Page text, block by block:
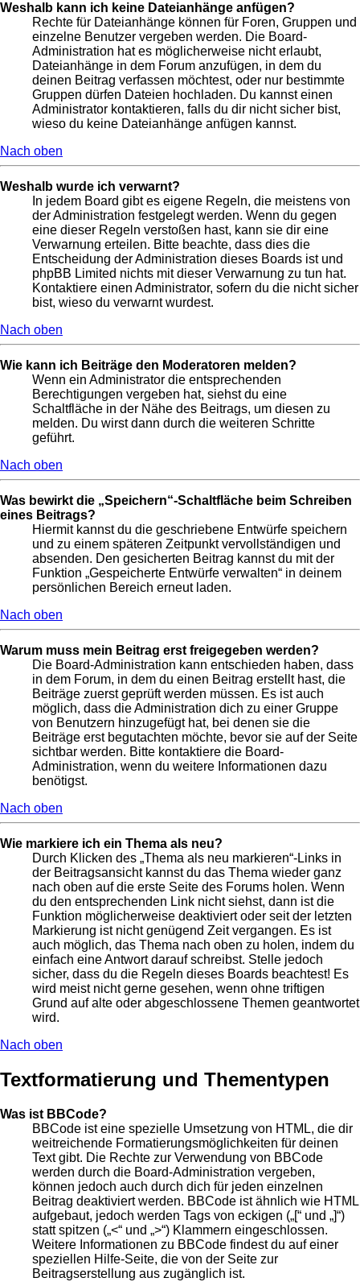
Weshalb kann ich keine Dateianhänge anfügen?
Rechte für Dateianhänge können für Foren, Gruppen und
einzelne Benutzer vergeben werden. Die Board-
Administration hat es möglicherweise nicht erlaubt,
Dateianhänge in dem Forum anzufügen, in dem du
deinen Beitrag verfassen möchtest, oder nur bestimmte
Gruppen dürfen Dateien hochladen. Du kannst einen
Administrator kontaktieren, falls du dir nicht sicher bist,
wieso du keine Dateianhänge anfügen kannst.
Nach oben
Weshalb wurde ich verwarnt?
In jedem Board gibt es eigene Regeln, die meistens von
der Administration festgelegt werden. Wenn du gegen
eine dieser Regeln verstoßen hast, kann sie dir eine
Verwarnung erteilen. Bitte beachte, dass dies die
Entscheidung der Administration dieses Boards ist und
phpBB Limited nichts mit dieser Verwarnung zu tun hat.
Kontaktiere einen Administrator, sofern du die nicht sicher
bist, wieso du verwarnt wurdest.
Nach oben
Wie kann ich Beiträge den Moderatoren melden?
Wenn ein Administrator die entsprechenden
Berechtigungen vergeben hat, siehst du eine
Schaltfläche in der Nähe des Beitrags, um diesen zu
melden. Du wirst dann durch die weiteren Schritte
geführt.
Nach oben
Was bewirkt die „Speichern“-Schaltfläche beim Schreiben
eines Beitrags?
Hiermit kannst du die geschriebene Entwürfe speichern
und zu einem späteren Zeitpunkt vervollständigen und
absenden. Den gesicherten Beitrag kannst du mit der
Funktion „Gespeicherte Entwürfe verwalten“ in deinem
persönlichen Bereich erneut laden.
Nach oben
Warum muss mein Beitrag erst freigegeben werden?
Die Board-Administration kann entschieden haben, dass
in dem Forum, in dem du einen Beitrag erstellt hast, die
Beiträge zuerst geprüft werden müssen. Es ist auch
möglich, dass die Administration dich zu einer Gruppe
von Benutzern hinzugefügt hat, bei denen sie die
Beiträge erst begutachten möchte, bevor sie auf der Seite
sichtbar werden. Bitte kontaktiere die Board-
Administration, wenn du weitere Informationen dazu
benötigst.
Nach oben
Wie markiere ich ein Thema als neu?
Durch Klicken des „Thema als neu markieren“-Links in
der Beitragsansicht kannst du das Thema wieder ganz
nach oben auf die erste Seite des Forums holen. Wenn
du den entsprechenden Link nicht siehst, dann ist die
Funktion möglicherweise deaktiviert oder seit der letzten
Markierung ist nicht genügend Zeit vergangen. Es ist
auch möglich, das Thema nach oben zu holen, indem du
einfach eine Antwort darauf schreibst. Stelle jedoch
sicher, dass du die Regeln dieses Boards beachtest! Es
wird meist nicht gerne gesehen, wenn ohne triftigen
Grund auf alte oder abgeschlossene Themen geantwortet
wird.
Nach oben
Textformatierung und Thementypen
Was ist BBCode?
BBCode ist eine spezielle Umsetzung von HTML, die dir
weitreichende Formatierungsmöglichkeiten für deinen
Text gibt. Die Rechte zur Verwendung von BBCode
werden durch die Board-Administration vergeben,
können jedoch auch durch dich für jeden einzelnen
Beitrag deaktiviert werden. BBCode ist ähnlich wie HTML
aufgebaut, jedoch werden Tags von eckigen („[“ und „]“)
statt spitzen („<“ und „>“) Klammern eingeschlossen.
Weitere Informationen zu BBCode findest du auf einer
speziellen Hilfe-Seite, die von der Seite zur
Beitragserstellung aus zugänglich ist.